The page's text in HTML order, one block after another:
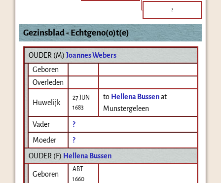
?
Gezinsblad - Echtgeno(o)t(e)
OUDER (M) Joannes Webers
Geboren
Overleden
Huwelijk
27 JUN
1683
to Hellena Bussen at
Munstergeleen
Vader
?
Moeder
?
OUDER (F) Hellena Bussen
Geboren
ABT
1660